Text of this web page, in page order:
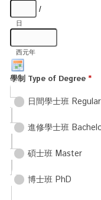
/
日
西元年
學制 Type of Degree *
日間學士班
進修學士班
碩士班 Master
博士班 PhD